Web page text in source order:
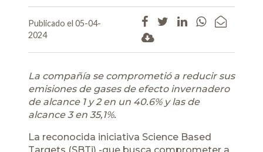
Publicado el 05-04-
2024
La compañía se comprometió a reducir sus
emisiones de gases de efecto invernadero
de alcance 1 y 2 en un 40.6% y las de
alcance 3 en 35,1%.
La reconocida iniciativa Science Based